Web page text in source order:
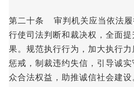
第二十条 审判机关应当依法履
行使司法判断和裁决权，全面
果。规范执行行为，加大执行力
惩戒，制裁违约失信，引导诚
众合法权益，助推诚信社会建设